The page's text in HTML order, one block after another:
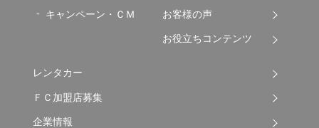
キャンペーン・ＣＭ お客様の声
お役立ちコンテンツ
レンタカー
ＦＣ加盟店募集
企業情報